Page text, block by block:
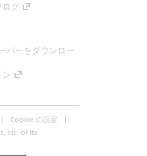
ログ
バーをダウンロー
ン
Cookie の設定
Inc. or its